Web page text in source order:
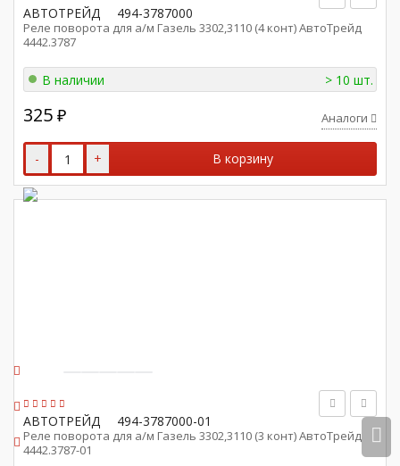
АВТОТРЕЙД 494-3787000
Реле поворота для а/м Газель 3302,3110 (4 конт) АвтоТрейд
4442.3787
В наличии > 10 шт.
325 ₽ Аналоги
- + В корзину
АВТОТРЕЙД 494-3787000-01
Реле поворота для а/м Газель 3302,3110 (3 конт) АвтоТрейд
4442.3787-01